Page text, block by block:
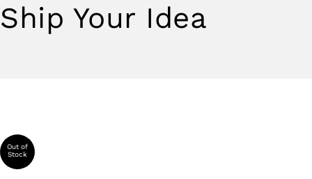
Ship Your Idea
Out of
Stock